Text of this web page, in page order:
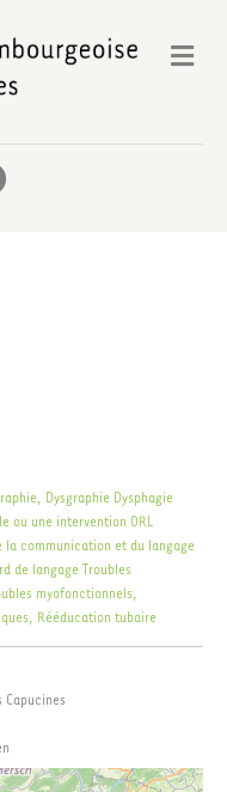
Dysgraphie Dysphagie
ou une intervention ORL
la communication et du langage
de langage Troubles
myofonctionnels,
Rééducation tubaire
Capucines